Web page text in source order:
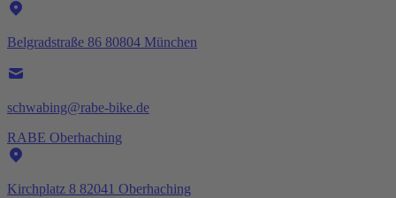
Belgradstraße 86 80804 München
schwabing@rabe-bike.de
RABE Oberhaching
Kirchplatz 8 82041 Oberhaching